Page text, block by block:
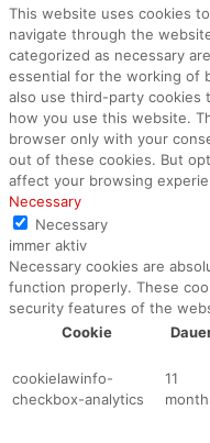
This website uses cookies
navigate through the
categorized as necessary
essential for the working of
also use third-party cookies
how you use this website.
browser only with your
out of these cookies. But
affect your browsing
Necessary
Necessary
immer aktiv
Necessary cookies are
function properly. These
security features of the
Cookie
cookielawinfo-
checkbox-analytics
11